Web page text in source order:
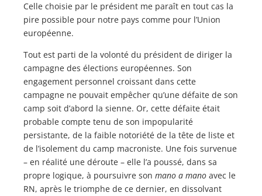
Celle choisie par le président me paraît en tout cas la
pire possible pour notre pays comme pour l’Union
européenne.
Tout est parti de la volonté du président de diriger la
campagne des élections européennes. Son
engagement personnel croissant dans cette
campagne ne pouvait empêcher qu’une défaite de son
camp soit d’abord la sienne. Or, cette défaite était
probable compte tenu de son impopularité
persistante, de la faible notoriété de la tête de liste et
de l’isolement du camp macroniste. Une fois survenue
– en réalité une déroute – elle l’a poussé, dans sa
propre logique, à poursuivre son mano a mano avec le
RN, après le triomphe de ce dernier, en dissolvant